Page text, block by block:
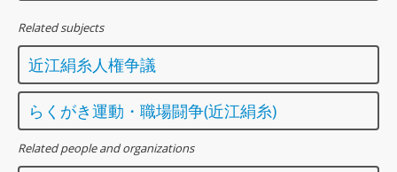
Related subjects
近江絹糸人権争議
らくがき運動・職場闘争(近江絹糸)
Related people and organizations